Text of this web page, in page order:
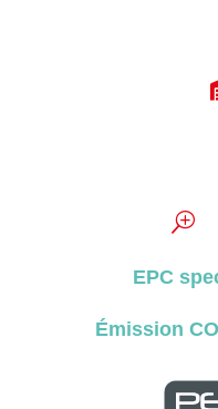
T
EPC
Émission